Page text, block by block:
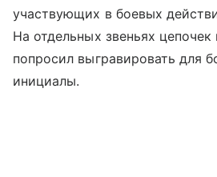
участвующих в боевых
На отдельных звеньях
попросил выгравировать для
инициалы.